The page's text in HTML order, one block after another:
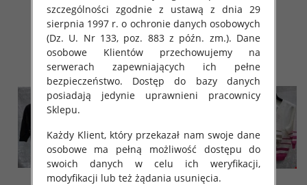
szczegóły szczegóły
szczególności zgodnie z ustawą z dnia 29
sierpnia 1997 r. o ochronie danych osobowych
(Dz. U. Nr 133, poz. 883 z późn. zm.). Dane
osobowe Klientów przechowujemy na
serwerach zapewniających ich pełne
bezpieczeństwo. Dostęp do bazy danych
posiadają jedynie uprawnieni pracownicy
Sklepu.
Każdy Klient, który przekazał nam swoje dane
osobowe ma pełną możliwość dostępu do
swoich danych w celu ich weryfikacji,
modyfikacji lub też żądania usunięcia.